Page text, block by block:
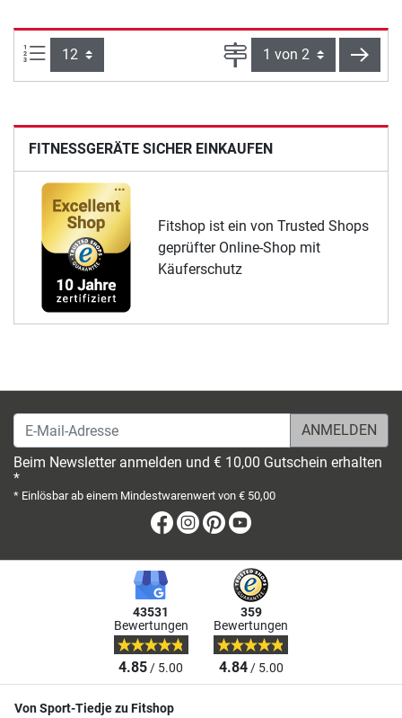
Artikel pro Seite: Seite
FITNESSGERÄTE SICHER EINKAUFEN
Fitshop ist ein von Trusted Shops
geprüfter Online-Shop mit
Käuferschutz
E-Mail-Adresse
Beim Newsletter anmelden und € 10,00 Gutschein erhalten
*
* Einlösbar ab einem Mindestwarenwert von € 50,00
Facebook
Instagram
Pinterest
43531
Bewertungen
4.85/ 5.00
359
Bewertungen
4.84/ 5.00
Von Sport-Tiedje zu Fitshop